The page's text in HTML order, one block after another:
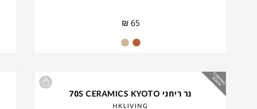
₪ 65
C
O
M
IN
G
S
O
O
N
נר ריחני 70S CERAMICS KYOTO
HKLIVING